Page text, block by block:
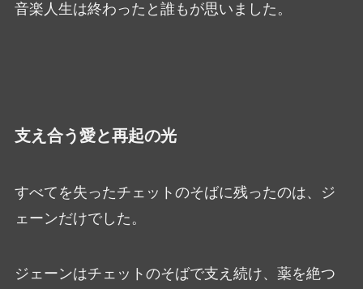
音楽人生は終わったと誰もが思いました。
支え合う愛と再起の光
すべてを失ったチェットのそばに残ったのは、ジ
ェーンだけでした。
ジェーンはチェットのそばで支え続け、薬を絶つ